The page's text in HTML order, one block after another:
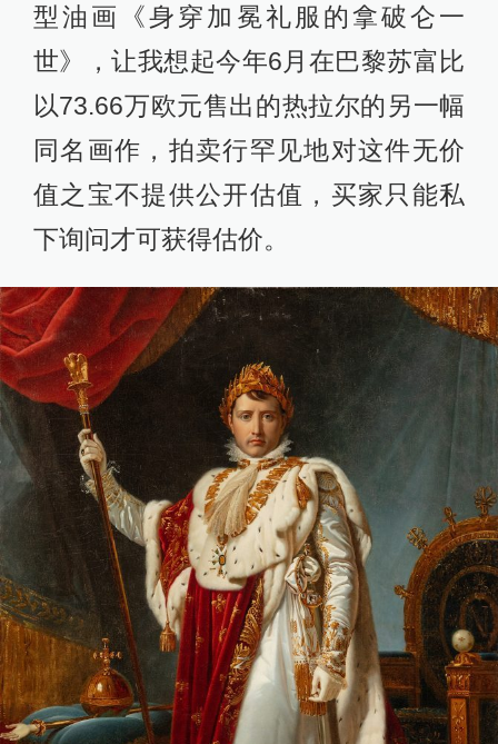
型油画《身穿加冕礼服的拿破仑一
世》，让我想起今年6月在巴黎苏富比
以73.66万欧元售出的热拉尔的另一幅
同名画作，拍卖行罕见地对这件无价
值之宝不提供公开估值，买家只能私
下询问才可获得估价。